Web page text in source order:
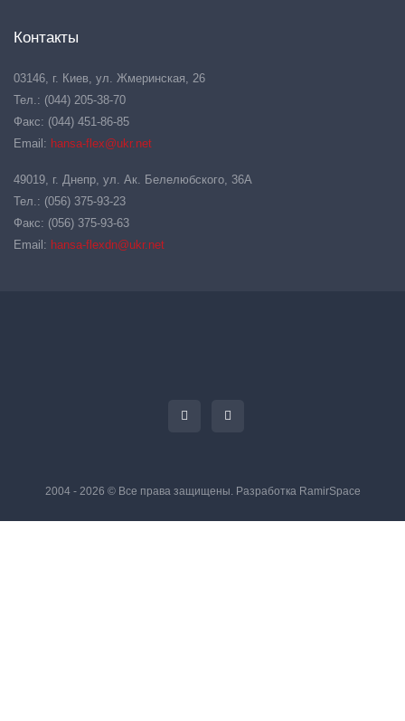
Контакты
03146, г. Киев, ул. Жмеринская, 26
Тел.: (044) 205-38-70
Факс: (044) 451-86-85
Email: hansa-flex@ukr.net
49019, г. Днепр, ул. Ак. Белелюбского, 36А
Тел.: (056) 375-93-23
Факс: (056) 375-93-63
Email: hansa-flexdn@ukr.net
2004 - 2026 © Все права защищены. Разработка RamirSpace